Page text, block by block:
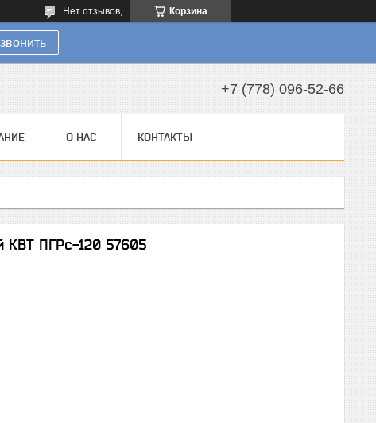
Корзина
Нет отзывов,
+7 (778) 096-52-66
О НАС КОНТАКТЫ
КВТ ПГРc-120 57605